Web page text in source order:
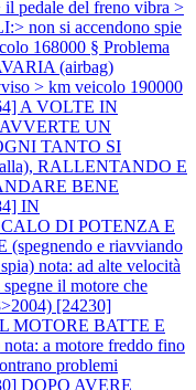
pedale del freno vibra >
non si accendono spie
168000 § Problema
(airbag)
> km veicolo 190000
A VOLTE IN
UN
TANTO SI
RALLENTANDO E
BENE
IN
DI POTENZA E
e riavviando
nota: ad alte velocità
il motore che
[24230]
MOTORE BATTE E
a motore freddo fino
problemi
DOPO AVERE